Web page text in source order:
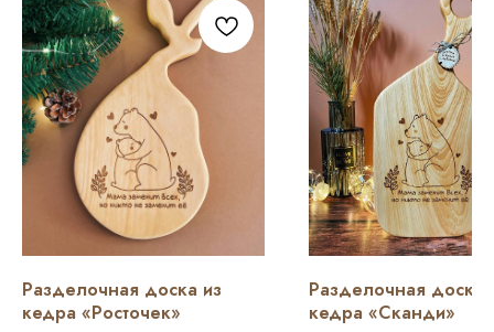
Разделочная доска из
кедра «Росточек»
Разделочная доска
кедра «Сканди»